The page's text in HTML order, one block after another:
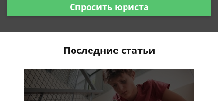
Спросить юриста
Последние статьи